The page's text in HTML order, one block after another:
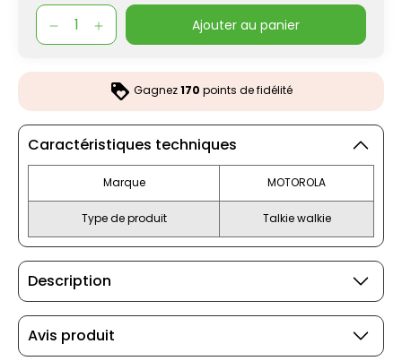
ajouter au panier
Gagnez170 points de fidélité
Caractéristiques techniques
Marque MOTOROLA
Type de produit Talkie walkie
Description
Avis produit